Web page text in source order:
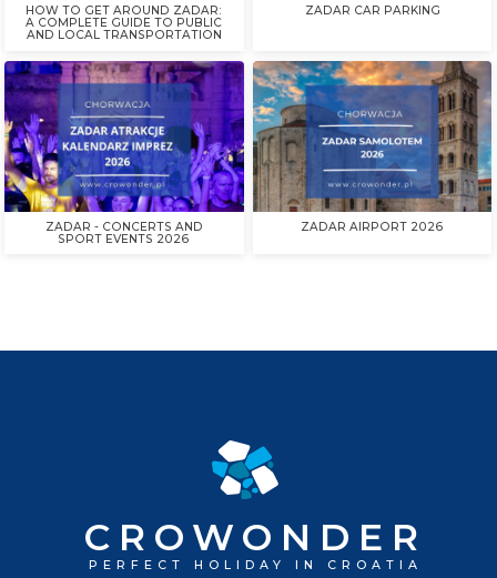
Szukasz najlepszych wydarzeń, koncertów i festiwali w regionie Zadaru?
idealnym miejscu! Przygotowaliśmy pełny przewodnik po
imprezach w Zadarze, Ninie, Sukošanie, Biogradzie, na Virze, na Pagu,
i Privlacy. Sprawdź, co dzieje się w 2026 roku i zaplanuj swój pobyt tak,
przegapić żadnego wyjątkowego wieczoru!
READ MORE
CROWONDER
PERFECT HOLIDAY IN CROATIA